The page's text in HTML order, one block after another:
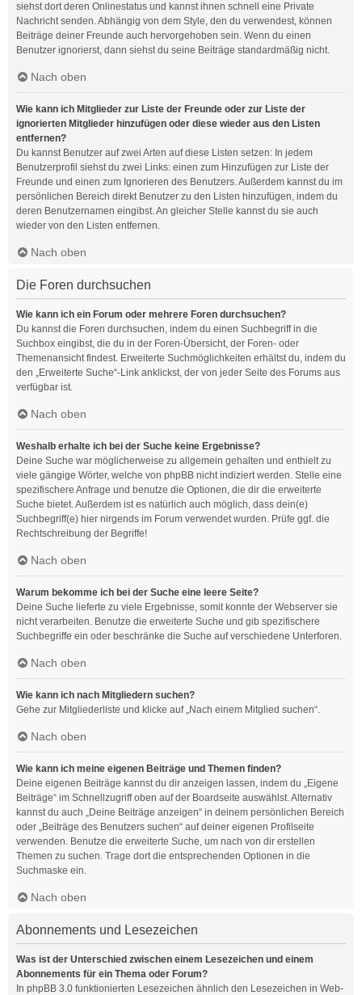
siehst dort deren Onlinestatus und kannst ihnen schnell eine Private
Nachricht senden. Abhängig von dem Style, den du verwendest, können
Beiträge deiner Freunde auch hervorgehoben sein. Wenn du einen
Benutzer ignorierst, dann siehst du seine Beiträge standardmäßig nicht.
Nach oben
Wie kann ich Mitglieder zur Liste der Freunde oder zur Liste der
ignorierten Mitglieder hinzufügen oder diese wieder aus den Listen
entfernen?
Du kannst Benutzer auf zwei Arten auf diese Listen setzen: In jedem
Benutzerprofil siehst du zwei Links: einen zum Hinzufügen zur Liste der
Freunde und einen zum Ignorieren des Benutzers. Außerdem kannst du im
persönlichen Bereich direkt Benutzer zu den Listen hinzufügen, indem du
deren Benutzernamen eingibst. An gleicher Stelle kannst du sie auch
wieder von den Listen entfernen.
Nach oben
Die Foren durchsuchen
Wie kann ich ein Forum oder mehrere Foren durchsuchen?
Du kannst die Foren durchsuchen, indem du einen Suchbegriff in die
Suchbox eingibst, die du in der Foren-Übersicht, der Foren- oder
Themenansicht findest. Erweiterte Suchmöglichkeiten erhältst du, indem du
den „Erweiterte Suche“-Link anklickst, der von jeder Seite des Forums aus
verfügbar ist.
Nach oben
Weshalb erhalte ich bei der Suche keine Ergebnisse?
Deine Suche war möglicherweise zu allgemein gehalten und enthielt zu
viele gängige Wörter, welche von phpBB nicht indiziert werden. Stelle eine
spezifischere Anfrage und benutze die Optionen, die dir die erweiterte
Suche bietet. Außerdem ist es natürlich auch möglich, dass dein(e)
Suchbegriff(e) hier nirgends im Forum verwendet wurden. Prüfe ggf. die
Rechtschreibung der Begriffe!
Nach oben
Warum bekomme ich bei der Suche eine leere Seite?
Deine Suche lieferte zu viele Ergebnisse, somit konnte der Webserver sie
nicht verarbeiten. Benutze die erweiterte Suche und gib spezifischere
Suchbegriffe ein oder beschränke die Suche auf verschiedene Unterforen.
Nach oben
Wie kann ich nach Mitgliedern suchen?
Gehe zur Mitgliederliste und klicke auf „Nach einem Mitglied suchen“.
Nach oben
Wie kann ich meine eigenen Beiträge und Themen finden?
Deine eigenen Beiträge kannst du dir anzeigen lassen, indem du „Eigene
Beiträge“ im Schnellzugriff oben auf der Boardseite auswählst. Alternativ
kannst du auch „Deine Beiträge anzeigen“ in deinem persönlichen Bereich
oder „Beiträge des Benutzers suchen“ auf deiner eigenen Profilseite
verwenden. Benutze die erweiterte Suche, um nach von dir erstellen
Themen zu suchen. Trage dort die entsprechenden Optionen in die
Suchmaske ein.
Nach oben
Abonnements und Lesezeichen
Was ist der Unterschied zwischen einem Lesezeichen und einem
Abonnements für ein Thema oder Forum?
In phpBB 3.0 funktionierten Lesezeichen ähnlich den Lesezeichen in Web-